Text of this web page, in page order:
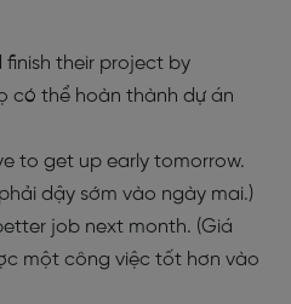
finish their project by
có thể hoàn thành dự án
to get up early tomorrow.
dậy sớm vào ngày mai.)
job next month. (Giá
một công việc tốt hơn vào